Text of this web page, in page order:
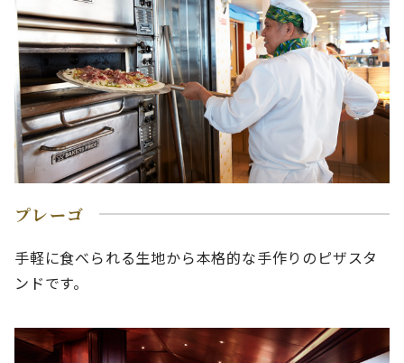
プレーゴ
手軽に食べられる生地から本格的な手作りのピザスタ
ンドです。